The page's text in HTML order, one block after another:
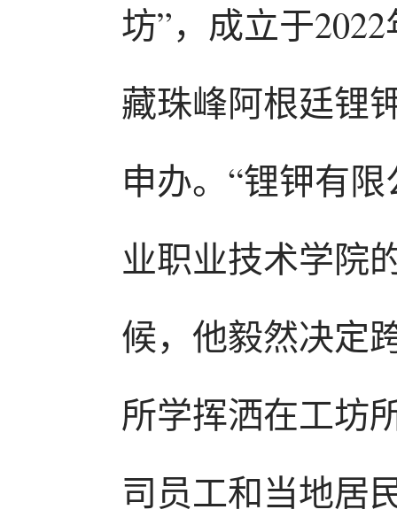
坊”，成立于
藏珠峰阿根廷锂
申办。“锂钾有
业职业技术学院
候，他毅然决定
所学挥洒在工坊
司员工和当地居